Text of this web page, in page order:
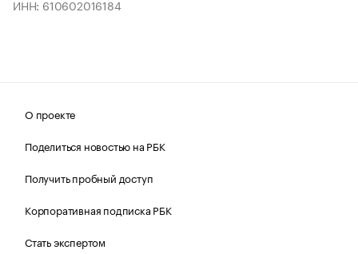
ИНН: 610602016184
О проекте
Поделиться новостью на РБК
Получить пробный доступ
Корпоративная подписка РБК
Стать экспертом